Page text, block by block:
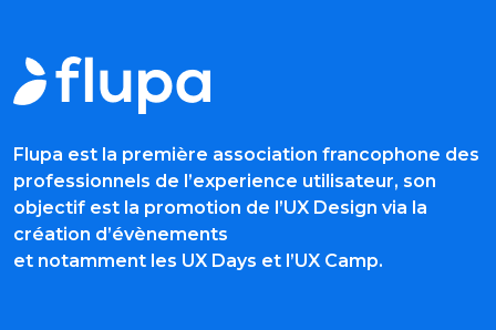
Flupa est la première association francophone des
professionnels de l’experience utilisateur, son
objectif est la promotion de l’UX Design via la
création d’évènements
et notamment les UX Days et l’UX Camp.